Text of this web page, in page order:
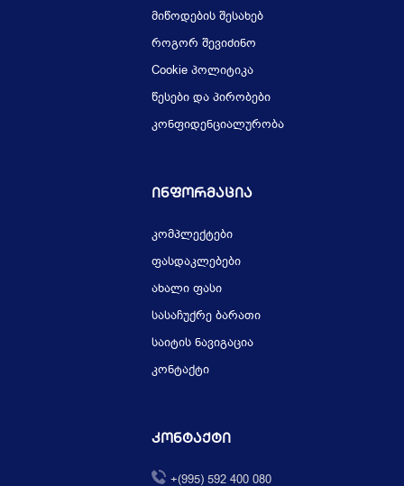
მიწოდების შესახებ
როგორ შევიძინო
Cookie პოლიტიკა
წესები და პირობები
კონფიდენციალურობა
Ინფორმაცია
კომპლექტები
ფასდაკლებები
ახალი ფასი
სასაჩუქრე ბარათი
საიტის ნავიგაცია
კონტაქტი
Კონტაქტი
+(995) 592 400 080